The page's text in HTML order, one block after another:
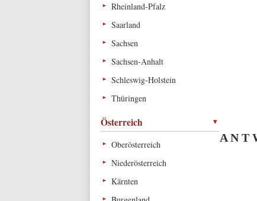
Rheinland-Pfalz
Saarland
Sachsen
Sachsen-Anhalt
Schleswig-Holstein
Thüringen
Österreich
Oberösterreich
Niederösterreich
Kärnten
A N T